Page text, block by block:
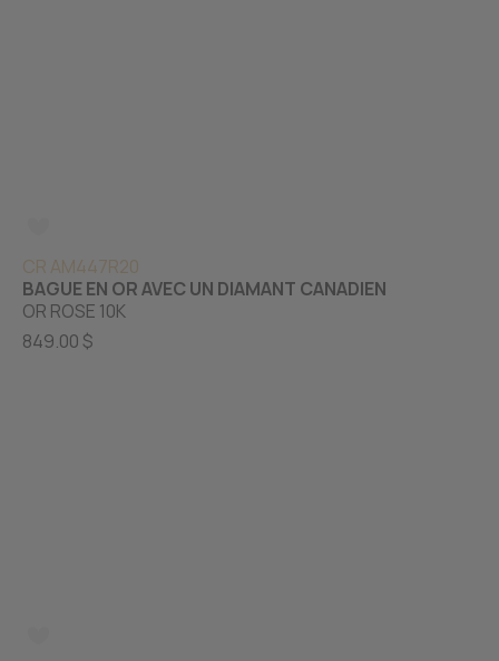
CR AM447R20
BAGUE EN OR AVEC UN DIAMANT CANADIEN
OR ROSE 10K
849.00 $